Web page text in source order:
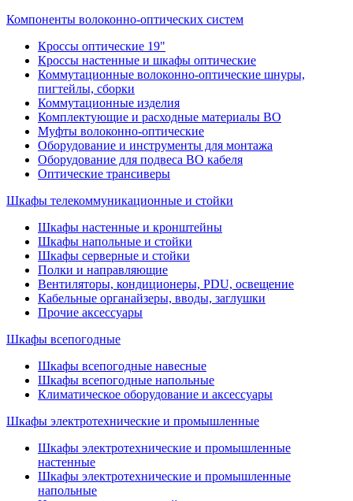
Компоненты волоконно-оптических систем
Кроссы оптические 19"
Кроссы настенные и шкафы оптические
Коммутационные волоконно-оптические шнуры,
пигтейлы, сборки
Коммутационные изделия
Комплектующие и расходные материалы ВО
Муфты волоконно-оптические
Оборудование и инструменты для монтажа
Оборудование для подвеса ВО кабеля
Оптические трансиверы
Шкафы телекоммуникационные и стойки
Шкафы настенные и кронштейны
Шкафы напольные и стойки
Шкафы серверные и стойки
Полки и направляющие
Вентиляторы, кондиционеры, PDU, освещение
Кабельные органайзеры, вводы, заглушки
Прочие аксеcсуары
Шкафы всепогодные
Шкафы всепогодные навесные
Шкафы всепогодные напольные
Климатическое оборудование и аксессуары
Шкафы электротехнические и промышленные
Шкафы электротехнические и промышленные
настенные
Шкафы электротехнические и промышленные
напольные